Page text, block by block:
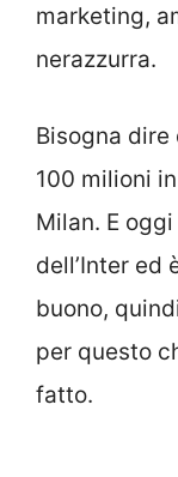
marketing,
nerazzurra.
Bisogna
100 milioni
Milan. E
dell’Inter ed
buono,
per questo
fatto.